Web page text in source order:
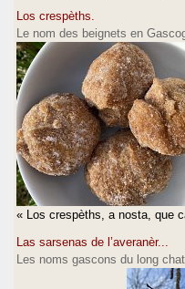
Los crespèths.
Le nom des beignets en
« Los crespèths, a nosta, que
Las sarsenas de l’averanèr...
Les noms gascons du long